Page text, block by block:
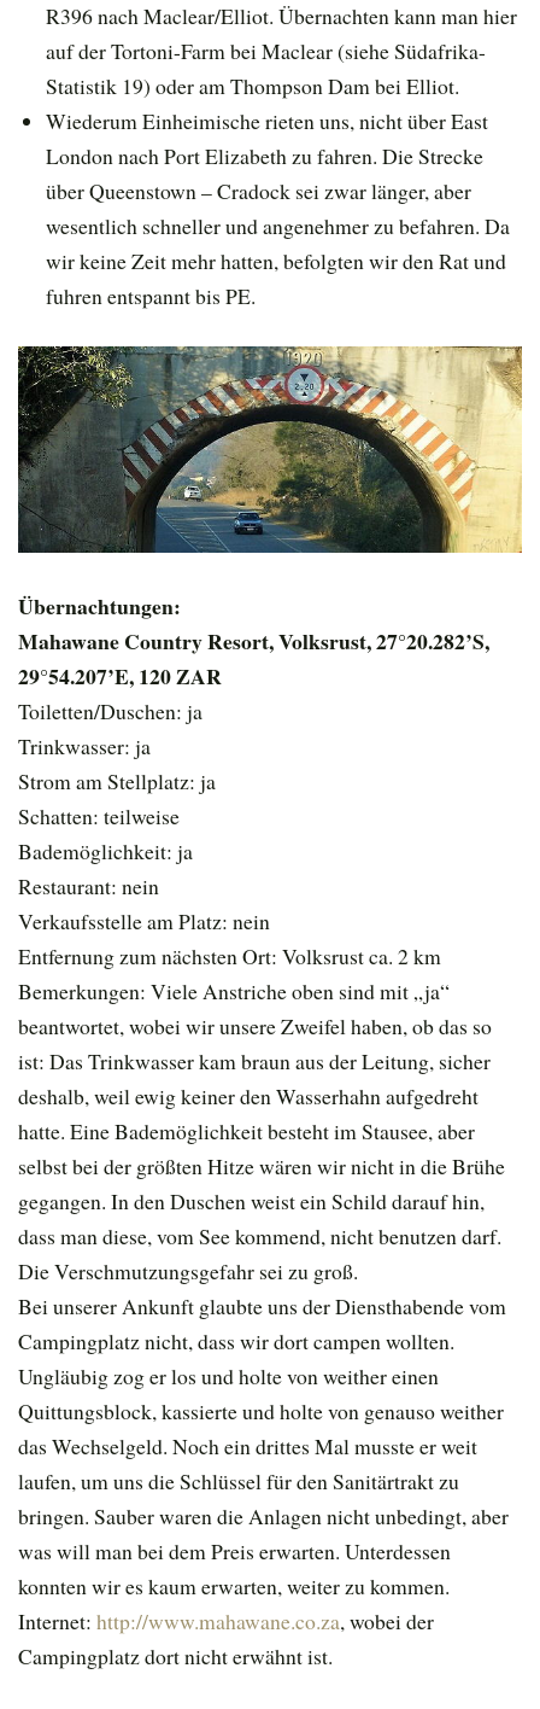
R396 nach Maclear/Elliot. Übernachten kann man hier
auf der Tortoni-Farm bei Maclear (siehe Südafrika-
Statistik 19) oder am Thompson Dam bei Elliot.
Wiederum Einheimische rieten uns, nicht über East
London nach Port Elizabeth zu fahren. Die Strecke
über Queenstown – Cradock sei zwar länger, aber
wesentlich schneller und angenehmer zu befahren. Da
wir keine Zeit mehr hatten, befolgten wir den Rat und
fuhren entspannt bis PE.
Übernachtungen:
Mahawane Country Resort, Volksrust, 27°20.282’S,
29°54.207’E, 120 ZAR
Toiletten/Duschen: ja
Trinkwasser: ja
Strom am Stellplatz: ja
Schatten: teilweise
Bademöglichkeit: ja
Restaurant: nein
Verkaufsstelle am Platz: nein
Entfernung zum nächsten Ort: Volksrust ca. 2 km
Bemerkungen: Viele Anstriche oben sind mit „ja“
beantwortet, wobei wir unsere Zweifel haben, ob das so
ist: Das Trinkwasser kam braun aus der Leitung, sicher
deshalb, weil ewig keiner den Wasserhahn aufgedreht
hatte. Eine Bademöglichkeit besteht im Stausee, aber
selbst bei der größten Hitze wären wir nicht in die Brühe
gegangen. In den Duschen weist ein Schild darauf hin,
dass man diese, vom See kommend, nicht benutzen darf.
Die Verschmutzungsgefahr sei zu groß.
Bei unserer Ankunft glaubte uns der Diensthabende vom
Campingplatz nicht, dass wir dort campen wollten.
Ungläubig zog er los und holte von weither einen
Quittungsblock, kassierte und holte von genauso weither
das Wechselgeld. Noch ein drittes Mal musste er weit
laufen, um uns die Schlüssel für den Sanitärtrakt zu
bringen. Sauber waren die Anlagen nicht unbedingt, aber
was will man bei dem Preis erwarten. Unterdessen
konnten wir es kaum erwarten, weiter zu kommen.
Internet: http://www.mahawane.co.za, wobei der
Campingplatz dort nicht erwähnt ist.